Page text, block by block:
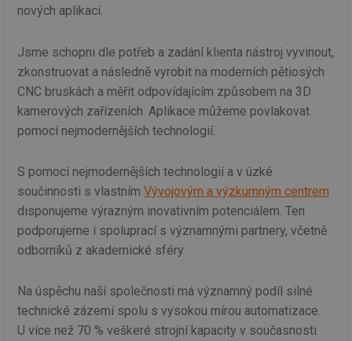
nových aplikací.
Jsme schopni dle potřeb a zadání klienta nástroj vyvinout,
zkonstruovat a následně vyrobit na moderních pětiosých
CNC bruskách a měřit odpovídajícím způsobem na 3D
kamerových zařízeních. Aplikace můžeme povlakovat
pomocí nejmodernějších technologií.
S pomocí nejmodernějších technologií a v úzké
součinnosti s vlastním Vývojovým a výzkumným centrem
disponujeme výrazným inovativním potenciálem. Ten
podporujeme i spoluprací s významnými partnery, včetně
odborníků z akademické sféry.
Na úspěchu naší společnosti má významný podíl silné
technické zázemí spolu s vysokou mírou automatizace.
U více než 70 % veškeré strojní kapacity v současnosti